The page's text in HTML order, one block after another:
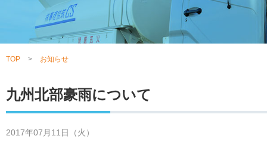
TOP お知らせ
九州北部豪雨について
2017年07月11日（火）